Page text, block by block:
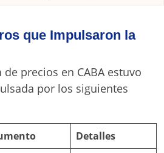
que Impulsaron la
precios en CABA estuvo
por los siguientes
Detalles